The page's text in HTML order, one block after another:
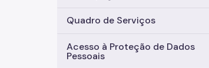
Quadro de Serviços
Acesso à Proteção de Dados
Pessoais